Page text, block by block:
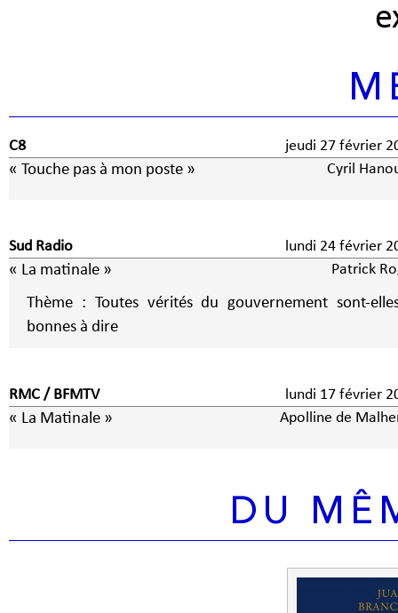
C8 jeudi 27 février
« Touche pas à mon poste » Cyril
Sud Radio lundi 24 février
« La matinale » Patrick
Thème : Toutes vérités du gouvernement sont-
bonnes à dire
RMC / BFMTV lundi 17 février
« La Matinale » Apolline de
DU